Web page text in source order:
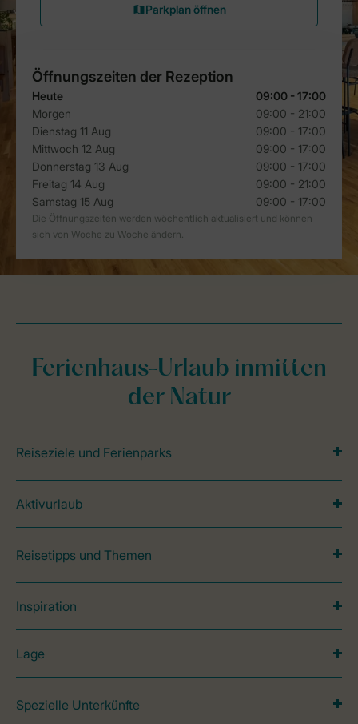
Ferienhaus-Urlaub inmitten
der Natur
Reiseziele und Ferienparks
Aktivurlaub
Reisetipps und Themen
Inspiration
Lage
Spezielle Unterkünfte